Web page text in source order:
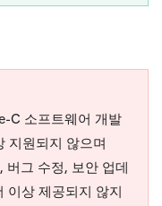
tab)
C 소프트웨어 개발
지원되지 않으며
버그 수정, 보안 업데
이상 제공되지 않지